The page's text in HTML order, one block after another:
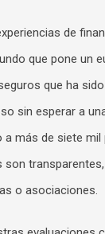
de
que pone un
que ha
sin esperar a
más de siete
o asociaciones.